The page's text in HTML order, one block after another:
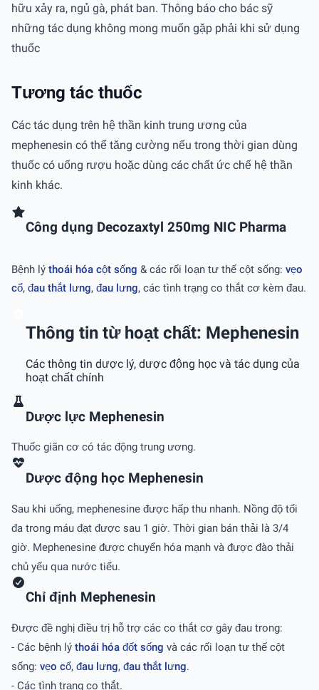
hữu xảy ra, ngủ gà, phát ban. Thông báo cho bác sỹ
những tác dụng không mong muốn gặp phải khi sử dụng
thuốc
Tương tác thuốc
Các tác dụng trên hệ thần kinh trung ương của
mephenesin có thể tăng cường nếu trong thời gian dùng
thuốc có uống rượu hoặc dùng các chất ức chế hệ thần
kinh khác.
Công dụng Decozaxtyl 250mg NIC Pharma
Bệnh lý thoái hóa cột sống & các rối loạn tư thế cột sống: vẹo
cổ, đau thắt lưng, đau lưng, các tình trạng co thắt cơ kèm đau.
Thông tin từ hoạt chất: Mephenesin
Các thông tin dược lý, dược động học và tác dụng của
hoạt chất chính
Dược lực Mephenesin
Thuốc giãn cơ có tác động trung ương.
Dược động học Mephenesin
Sau khi uống, mephenesine được hấp thu nhanh. Nồng độ tối
đa trong máu đạt được sau 1 giờ. Thời gian bán thải là 3/4
giờ. Mephenesine được chuyển hóa mạnh và được đào thải
chủ yếu qua nước tiểu.
Chỉ định Mephenesin
Ðược đề nghị điều trị hỗ trợ các co thắt cơ gây đau trong:
- Các bệnh lý thoái hóa đốt sống và các rối loạn tư thế cột
sống: vẹo cổ, đau lưng, đau thắt lưng.
- Các tình trạng co thắt.